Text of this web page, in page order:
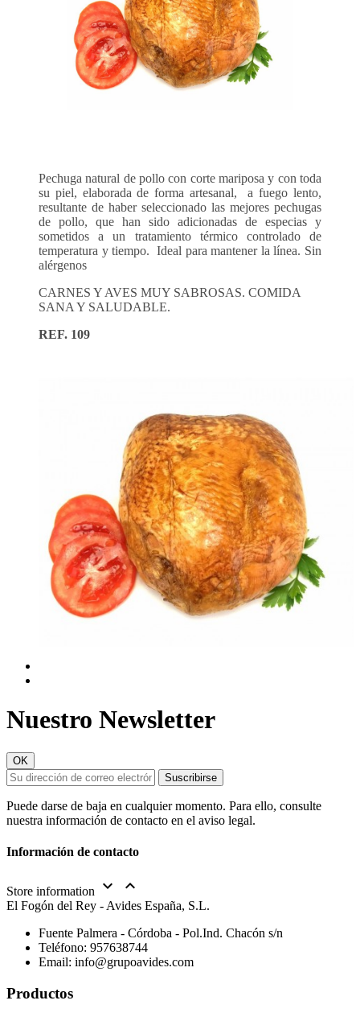
Pechuga natural de pollo con corte mariposa y con toda
su piel, elaborada de forma artesanal, a fuego lento,
resultante de haber seleccionado las mejores pechugas
de pollo, que han sido adicionadas de especias y
sometidos a un tratamiento térmico controlado de
temperatura y tiempo. Ideal para mantener la línea. Sin
alérgenos
CARNES Y AVES MUY SABROSAS. COMIDA
SANA Y SALUDABLE.
REF. 109
Nuestro Newsletter
Puede darse de baja en cualquier momento. Para ello, consulte
nuestra información de contacto en el aviso legal.
Información de contacto
Store information  
El Fogón del Rey - Avides España, S.L.
Fuente Palmera - Córdoba - Pol.Ind. Chacón s/n
Teléfono: 957638744
Email: info@grupoavides.com
Productos